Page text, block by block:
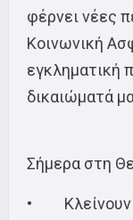
φέρνει νέες
Κοινωνική
εγκληματική
δικαιώματά
Σήμερα στη
• Κλείνουν